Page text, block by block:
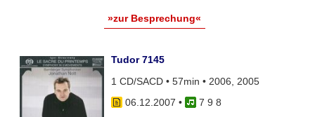
»zur Besprechung«
Tudor 7145
1 CD/SACD • 57min • 2006, 2005
06.12.2007 •
7 9 8